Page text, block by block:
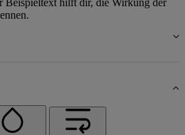
Beispieltext hilft dir, die Wirkung der